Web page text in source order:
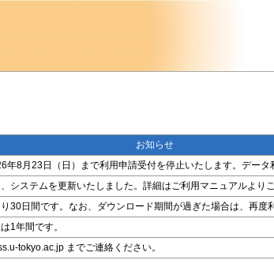
お知らせ
8月23日（日）まで利用申請受付を停止いたします。データ
ステムを更新いたしました。詳細はご利用マニュアルよりご
日間です。なお、ダウンロード期間が過ぎた場合は、再度
1年間です。
tokyo.ac.jp までご連絡ください。